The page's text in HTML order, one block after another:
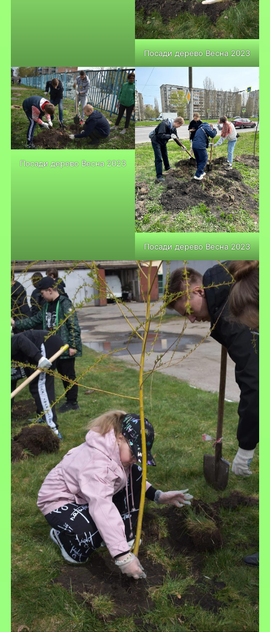
Посади дерево Весна 2023
Посади дерево Весна 2023
Посади дерево Весна 2023